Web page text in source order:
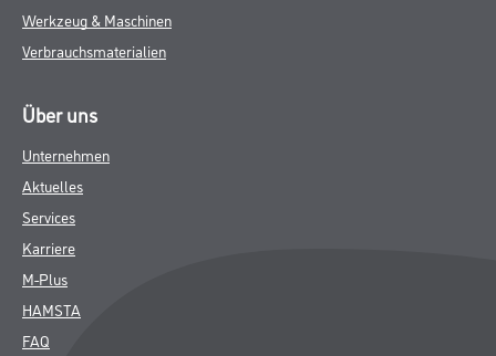
Werkzeug & Maschinen
Verbrauchsmaterialien
Über uns
Unternehmen
Aktuelles
Services
Karriere
M-Plus
HAMSTA
FAQ